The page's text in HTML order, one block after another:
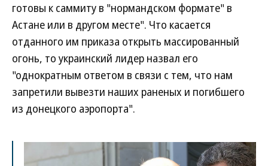
готовы к саммиту в "нормандском формате" в
Астане или в другом месте". Что касается
отданного им приказа открыть массированный
огонь, то украинский лидер назвал его
"однократным ответом в связи с тем, что нам
запретили вывезти наших раненых и погибшего
из донецкого аэропорта".